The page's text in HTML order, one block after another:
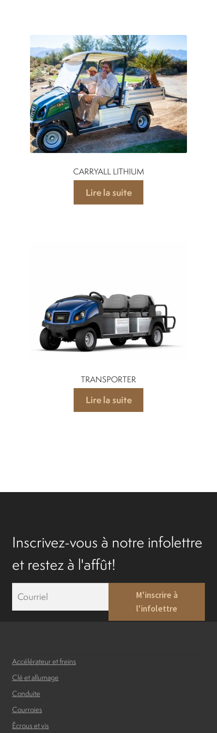
CARRYALL LITHIUM
Lire la suite
TRANSPORTER
Lire la suite
Inscrivez-vous à notre infolettre
et restez à l'affût!
m
a
M'inscrire à
l'infolettre
Accélérateur et freins
Clé et allumage
Conduite
Courroies
Écrous et vis